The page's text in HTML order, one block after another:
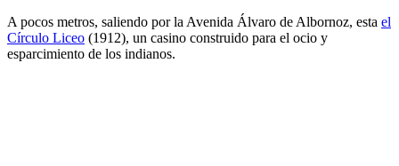
A pocos metros, saliendo por la Avenida Álvaro de Albornoz, esta el
Círculo Liceo (1912), un casino construido para el ocio y
esparcimiento de los indianos.